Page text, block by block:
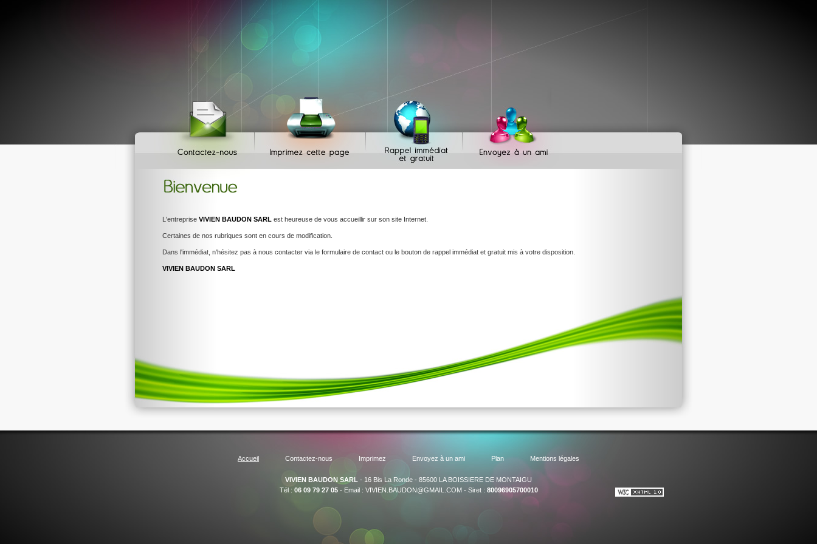
L'entreprise VIVIEN BAUDON SARL est heureuse de vous accueillir sur son site Internet.
Certaines de nos rubriques sont en cours de modification.
Dans l'immédiat, n'hésitez pas à nous contacter via le formulaire de contact ou le bouton de rappel immédiat et gratuit mis à votre disposition.
VIVIEN BAUDON SARL
Accueil Contactez-nous Imprimez Envoyez à un ami Plan Mentions légales
VIVIEN BAUDON SARL - 16 Bis La Ronde - 85600 LA BOISSIERE DE MONTAIGU
-
Tél : 06 09 79 27 05 - Email : VIVIEN.BAUDON@GMAIL.COM - Siret : 80096905700010